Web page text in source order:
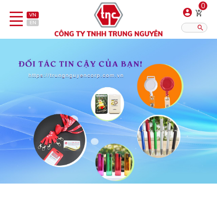
VN
EN
0
Bút
Bật lửa
Đồ sứ quà tặng
Bình/ca giữ nhiệt
Dây đeo & Phụ kiện